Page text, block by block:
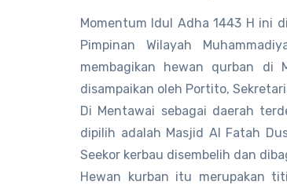
Momentum Idul Adha 1443 H ini
Pimpinan Wilayah
membagikan hewan qurban di
disampaikan oleh Portito,
Di Mentawai sebagai daerah
dipilih adalah Masjid Al Fatah
Seekor kerbau disembelih dan
Hewan kurban itu merupakan